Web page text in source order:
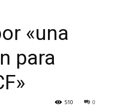
«una
para
0
510